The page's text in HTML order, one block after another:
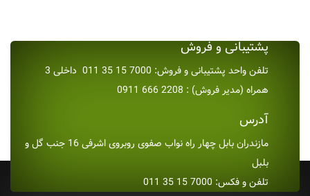
پشتیبانی و فروش
تلفن واحد پشتیبانی و فروش: 7000 15 35 011 داخلی 3
همراه (مدیر فروش) : 2208 666 0911
آدرس
مازندران بابل چهار راه نواب صفوی روبروی اشرفی 16 جنب گل و
بلبل
تلفن و فکس: 7000 15 35 011